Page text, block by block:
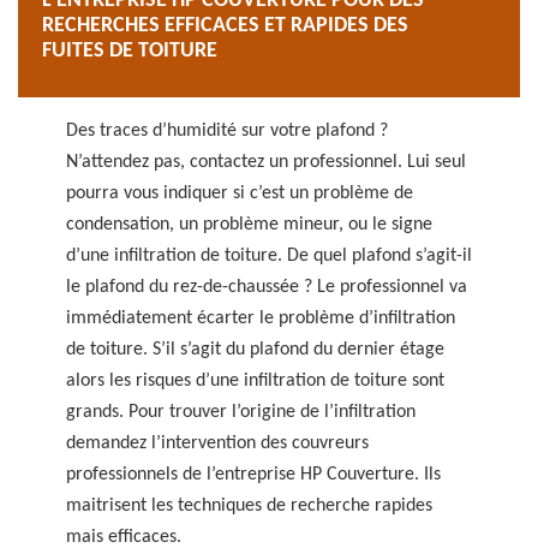
RECHERCHES EFFICACES ET RAPIDES DES
FUITES DE TOITURE
Des traces d’humidité sur votre plafond ?
N’attendez pas, contactez un professionnel. Lui seul
pourra vous indiquer si c’est un problème de
condensation, un problème mineur, ou le signe
d’une infiltration de toiture. De quel plafond s’agit-il
le plafond du rez-de-chaussée ? Le professionnel va
immédiatement écarter le problème d’infiltration
de toiture. S’il s’agit du plafond du dernier étage
alors les risques d’une infiltration de toiture sont
grands. Pour trouver l’origine de l’infiltration
demandez l’intervention des couvreurs
professionnels de l’entreprise HP Couverture. Ils
maitrisent les techniques de recherche rapides
mais efficaces.